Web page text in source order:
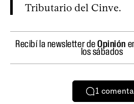
Tributario del Cinve.
Recibí la newsletter deOpinión
los sábados
1